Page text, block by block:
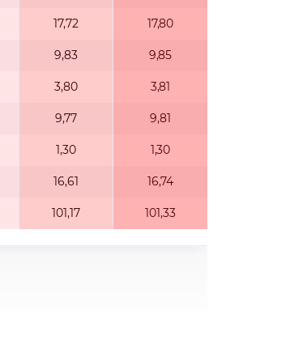
17,72 17,80
9,83 9,85
3,80 3,81
9,77 9,81
1,30 1,30
16,61 16,74
101,17 101,33